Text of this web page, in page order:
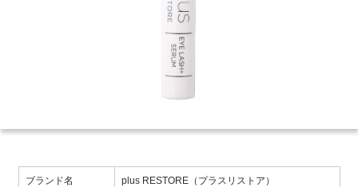
ブランド名 plus RESTORE（プラスリストア）